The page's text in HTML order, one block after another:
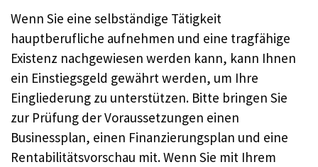
Wenn Sie eine selbständige Tätigkeit
hauptberufliche aufnehmen und eine tragfähige
Existenz nachgewiesen werden kann, kann Ihnen
ein Einstiegsgeld gewährt werden, um Ihre
Eingliederung zu unterstützen. Bitte bringen Sie
zur Prüfung der Voraussetzungen einen
Businessplan, einen Finanzierungsplan und eine
Rentabilitätsvorschau mit. Wenn Sie mit Ihrem